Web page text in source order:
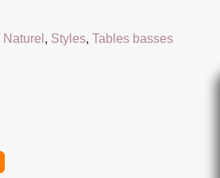
Naturel , Styles, Tables basses